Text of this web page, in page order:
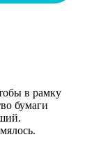
в рамку
бумаги